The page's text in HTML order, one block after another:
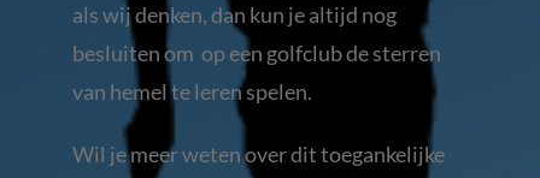
als wij denken, dan kun je altijd nog
besluiten om op een golfclub de sterren
van hemel te leren spelen.
Wil je meer weten over dit toegankelijke